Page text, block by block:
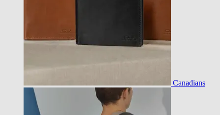
Canadians